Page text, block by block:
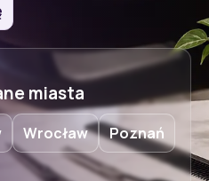
miasta
Wrocław
Poznań